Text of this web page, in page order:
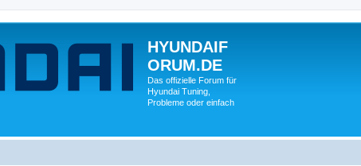
HYUNDAIF
ORUM.DE
Das offizielle Forum für
Hyundai Tuning,
Probleme oder einfach